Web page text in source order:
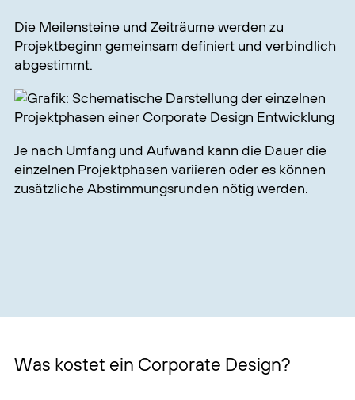
Die Meilensteine und Zeiträume werden zu
Projektbeginn gemeinsam definiert und verbindlich
abgestimmt.
Je nach Umfang und Aufwand kann die Dauer die
einzelnen Projektphasen variieren oder es können
zusätzliche Abstimmungsrunden nötig werden.
Was kostet ein Corporate Design?